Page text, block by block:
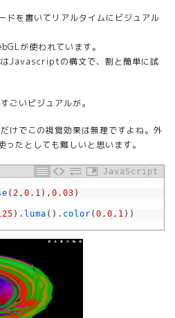
を書いてリアルタイムにビジュアル
が使われています。
はJavascriptの構文で、割と簡単に試
ごいビジュアルが。
けでこの視覚効果は無理ですよね。外
たとしても難しいと思います。
JavaScript
(2 ,0.1 ) , 0.03 )
) . luma ( ) . color ( 0 , 0 , 1 ) )